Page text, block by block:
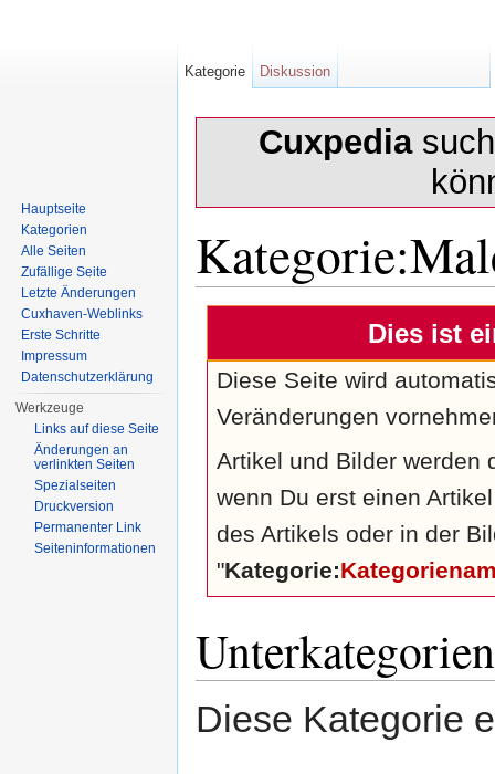
Cuxpedia
Dies ist
Diese Seite wird
Veränderungen
Artikel und Bilder werden
wenn Du erst einen
des Artikels oder in der
"Kategorie:
Unterkategorien
Diese Kategorie
Kategorie Diskussion
Hauptseite
Kategorien
Alle Seiten
Zufällige Seite
Letzte Änderungen
Cuxhaven-Weblinks
Erste Schritte
Impressum
Datenschutzerklärung
Werkzeuge
Links auf diese Seite
Änderungen an
verlinkten Seiten
Spezialseiten
Druckversion
Permanenter Link
Seiten­informationen